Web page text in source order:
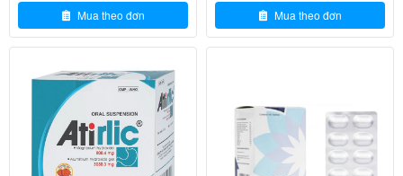
dụng A.T Calmax 500
Bilazin 20 H20v
0₫
Mua theo đơn Mua theo đơn